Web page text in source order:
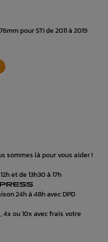
pour STI de 2011 à 2019
sommes là pour vous aider !
et de 13h30 à 17h
24h à 48h avec DPD
4x ou 10x avec frais votre